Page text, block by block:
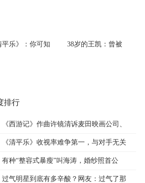
平乐》：你可知 38岁的王凯：曾被
排行
《西游记》作曲许镜清诉麦田映画公司、
《清平乐》收视率难争第一，与对手无关
有种“整容式暴瘦”叫海涛，婚纱照首公
过气明星到底有多辛酸？网友：过气了那